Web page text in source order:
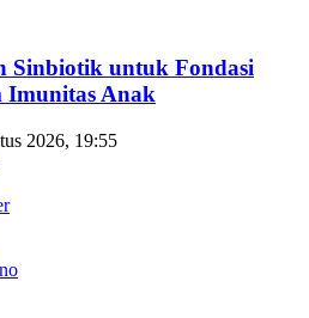
Sinbiotik untuk Fondasi
Imunitas Anak
2026, 19:55